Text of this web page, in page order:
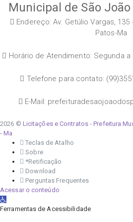
Municipal de São
Endereço: Av. Getúlio Vargas,
Patos-Ma
Horário de Atendimento: Segunda a
Telefone para contato:
E-Mail:
2026 © Licitações e Contratos - Prefeitura
- Ma
Teclas de Atalho
Sobre
*Retificação
Download
Perguntas Frequentes
Acessar o conteúdo
Abrir a barra de ferramentas
Ferramentas de Acessibilidade